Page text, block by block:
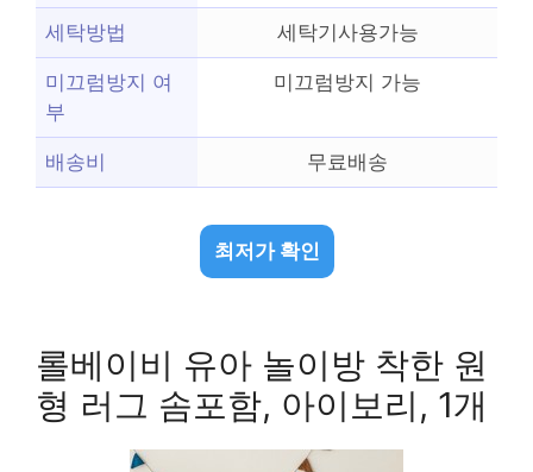
세탁방법 세탁기사용가능
미끄럼방지 여
부
미끄럼방지 가능
배송비 무료배송
최저가 확인
롤베이비 유아 놀이방 착한 원
형 러그 솜포함, 아이보리, 1개